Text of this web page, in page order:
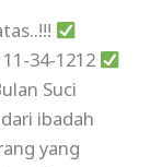
34-1212
Suci
ibadah
yang